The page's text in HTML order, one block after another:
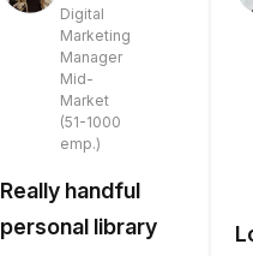
Digital
Marketing
Manager
Mid-
Market
(51-1000
emp.)
Really handful
personal library